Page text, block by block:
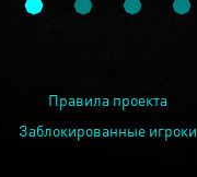
Правила проекта
Заблокированные игроки